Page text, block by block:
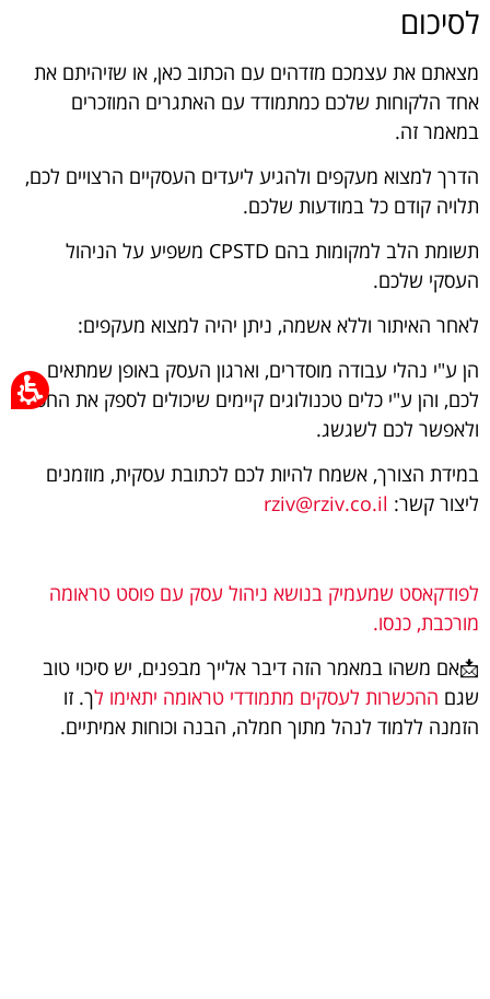
לסיכום
מצאתם את עצמכם מזדהים עם הכתוב כאן, או שזיהיתם את
אחד הלקוחות שלכם כמתמודד עם האתגרים המוזכרים
במאמר זה.
הדרך למצוא מעקפים ולהגיע ליעדים העסקיים הרצויים לכם,
תלויה קודם כל במודעות שלכם.
תשומת הלב למקומות בהם CPSTD משפיע על הניהול
העסקי שלכם.
לאחר האיתור וללא אשמה, ניתן יהיה למצוא מעקפים:
הן ע"י נהלי עבודה מוסדרים, וארגון העסק באופן שמתאים
לכם, והן ע"י כלים טכנולוגים קיימים שיכולים לספק את החסר
ולאפשר לכם לשגשג.
במידת הצורך, אשמח להיות לכם לכתובת עסקית, מוזמנים
ליצור קשר: rziv@rziv.co.il
לפודקאסט שמעמיק בנושא ניהול עסק עם פוסט טראומה
מורכבת, כנסו.
📩אם משהו במאמר הזה דיבר אלייך מבפנים, יש סיכוי טוב
שגם ההכשרות לעסקים מתמודדי טראומה יתאימו לך. זו
הזמנה ללמוד לנהל מתוך חמלה, הבנה וכוחות אמיתיים.